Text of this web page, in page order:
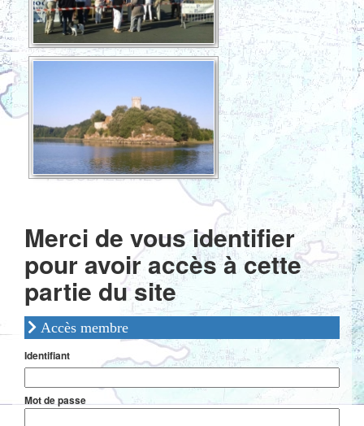
Merci de vous identifier
pour avoir accès à cette
partie du site
Accès membre
Identifiant
Mot de passe